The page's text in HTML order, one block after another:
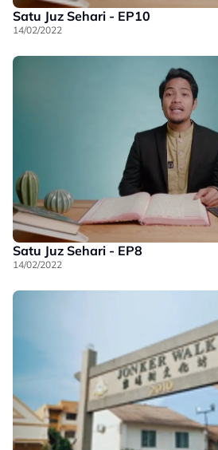
Satu Juz Sehari - EP10
14/02/2022
Satu Juz Sehari - EP8
14/02/2022